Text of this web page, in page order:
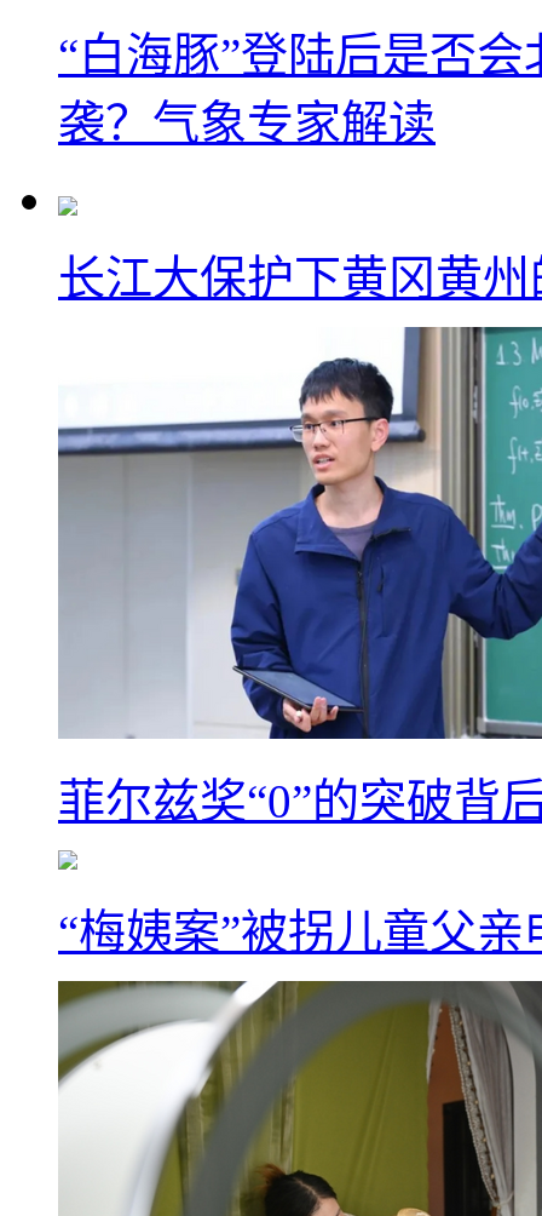
“白海豚”登陆后是否
袭？气象专家解读
长江大保护下黄冈黄
菲尔兹奖“0”的突破背
“梅姨案”被拐儿童父